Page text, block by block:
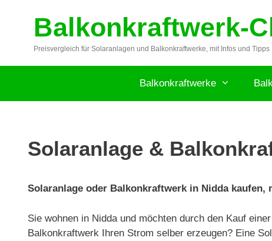
springenBalkonkraftwerk-
Preisvergleich für Solaranlagen und Balkonkraftwerke, mit Infos und Tipps
Balkonkraftwerke
Solaranlage &
Solaranlage oder Balkonkraftwerk in Nidda
Sie wohnen in Nidda und möchten durch den Kauf
Balkonkraftwerk Ihren Strom selber erzeugen? Eine